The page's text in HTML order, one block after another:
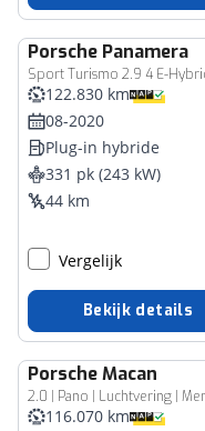
Porsche Panamera
Sport Turismo 2.9 4 E-
122.830 km
08-2020
Plug-in hybride
331 pk (243 kW)
44 km
Vergelijk
Bekijk details
PorscheMacan
2.0 | Pano | Luchtvering |
116.070 km